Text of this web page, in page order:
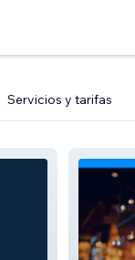
Servicios y tarifas